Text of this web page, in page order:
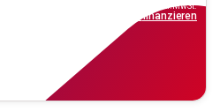
inkl.MwSt.
finanzieren